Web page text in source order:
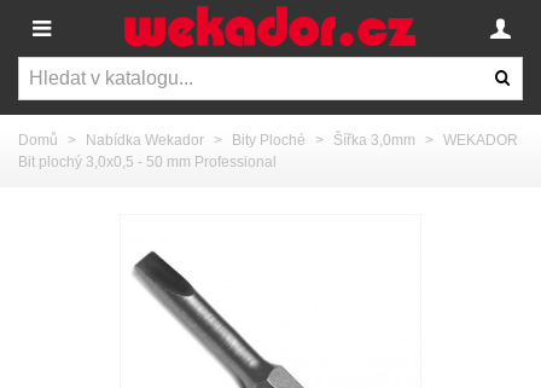
Domů > Nabídka Wekador > Bity Ploché > Šířka 3,0mm > WEKADOR
Bit plochý 3,0x0,5 - 50 mm Professional